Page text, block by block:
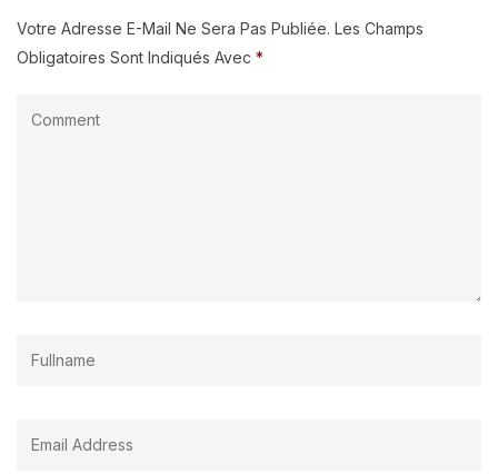
Votre Adresse E-Mail Ne Sera Pas Publiée. Les Champs
Obligatoires Sont Indiqués Avec *